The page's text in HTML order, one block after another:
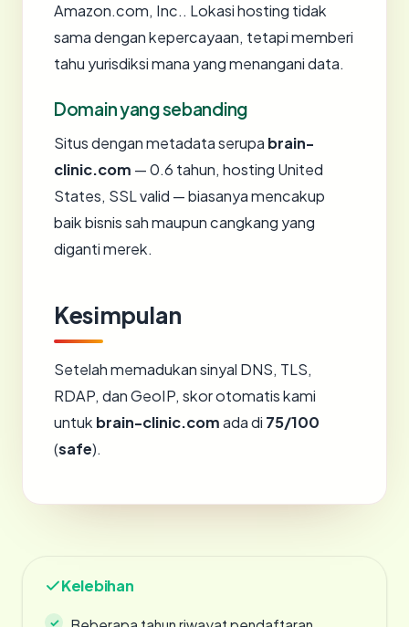
Amazon.com, Inc.. Lokasi hosting tidak
sama dengan kepercayaan, tetapi memberi
tahu yurisdiksi mana yang menangani data.
Domain yang sebanding
Situs dengan metadata serupa brain-
clinic.com — 0.6 tahun, hosting United
States, SSL valid — biasanya mencakup
baik bisnis sah maupun cangkang yang
diganti merek.
Kesimpulan
Setelah memadukan sinyal DNS, TLS,
RDAP, dan GeoIP, skor otomatis kami
untuk brain-clinic.comada di 75/100
(safe).
Kelebihan